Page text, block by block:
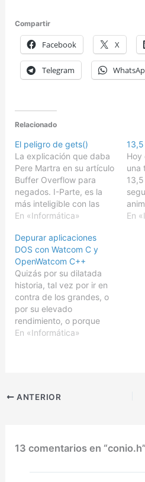
Compartir
Facebook X
Telegram
Relacionado
El peligro de gets()
La explicación que daba
Pere Martra en su artículo
Buffer Overflow para
negados. I-Parte, es la
más inteligible con las
que me he topado.
desde hace mucho los
problemas de
desbordamiento de
buffer (buffer overflow o
buffer overrun). En los
tiempos de DOS, cuando
no había protección de…
En «Informática»
Hoy
una
En
Depurar aplicaciones
DOS con Watcom C y
OpenWatcom C++
Quizás por su dilatada
historia, tal vez por ir en
contra de los grandes, o
por su elevado
rendimiento, o porque
era verdaderamente
sus encantos es la
En «Informática»
ANTERIOR
13 comentarios en “conio.h”